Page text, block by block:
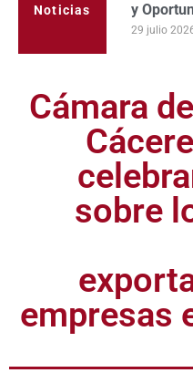
Noticias
y
29 julio
clausura
23 julio 2026
Cámara
sobre
empresas